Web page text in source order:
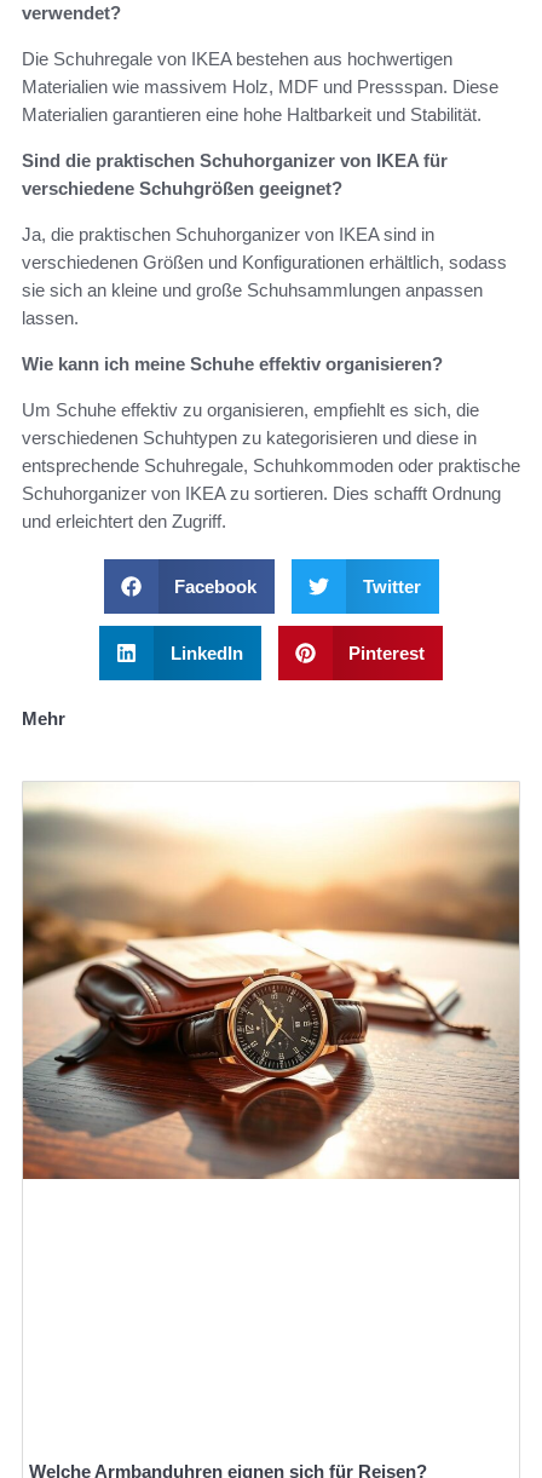
verwendet?
Die Schuhregale von IKEA bestehen aus hochwertigen
Materialien wie massivem Holz, MDF und Pressspan. Diese
Materialien garantieren eine hohe Haltbarkeit und Stabilität.
Sind die praktischen Schuhorganizer von IKEA für
verschiedene Schuhgrößen geeignet?
Ja, die praktischen Schuhorganizer von IKEA sind in
verschiedenen Größen und Konfigurationen erhältlich, sodass
sie sich an kleine und große Schuhsammlungen anpassen
lassen.
Wie kann ich meine Schuhe effektiv organisieren?
Um Schuhe effektiv zu organisieren, empfiehlt es sich, die
verschiedenen Schuhtypen zu kategorisieren und diese in
entsprechende Schuhregale, Schuhkommoden oder praktische
Schuhorganizer von IKEA zu sortieren. Dies schafft Ordnung
und erleichtert den Zugriff.
Facebook Twitter
LinkedIn Pinterest
Mehr
Welche Armbanduhren eignen sich für Reisen?